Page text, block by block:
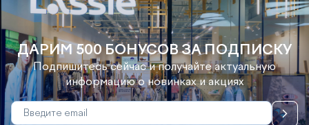
ДАРИМ 500 БОНУСОВ ЗА ПОДПИСКУ
Подпишитесь сейчас и получайте актуальную
информацию о новинках и акциях